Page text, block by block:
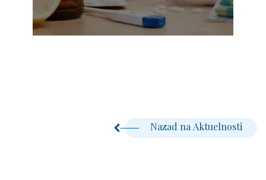
Nazad na Aktuelnosti